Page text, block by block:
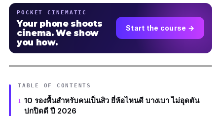
POCKET CINEMATIC
Your phone shoots
cinema. We show
you how.
Start the course →
TABLE OF CONTENTS
10 รองพื้นสำหรับคนเป็นสิว ยี่ห้อไหนดี บางเบา ไม่อุดตัน
ปกปิดดี ปี 2026